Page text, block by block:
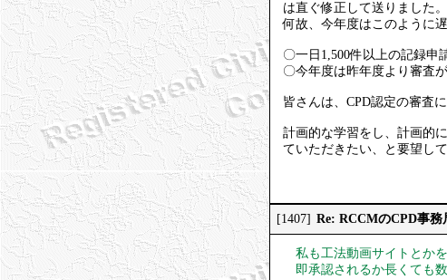
は直ぐ修正して送りました。
何故、今年度はこのように
〇一日1,500件以上の記録申
〇今年度は昨年度より審査
皆さんは、CPD認定の審査
計画的な学習をし、計画的
ていただきたい、と要望し
[1407] Re: RCCMのCPD事務
私も工法動画サイトとか
即承認されるか長くても